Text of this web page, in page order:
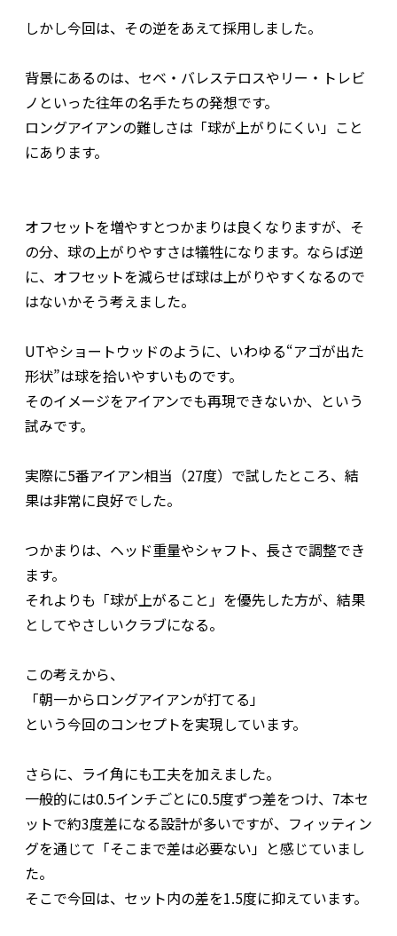
しかし今回は、その逆をあえて採用しました。
背景にあるのは、セベ・バレステロスやリー・トレビ
ノといった往年の名手たちの発想です。
ロングアイアンの難しさは「球が上がりにくい」こと
にあります。
オフセットを増やすとつかまりは良くなりますが、そ
の分、球の上がりやすさは犠牲になります。ならば逆
に、オフセットを減らせば球は上がりやすくなるので
はないか――そう考えました。
UTやショートウッドのように、いわゆる“アゴが出た
形状”は球を拾いやすいものです。
そのイメージをアイアンでも再現できないか、という
試みです。
実際に5番アイアン相当（27度）で試したところ、結
果は非常に良好でした。
つかまりは、ヘッド重量やシャフト、長さで調整でき
ます。
それよりも「球が上がること」を優先した方が、結果
としてやさしいクラブになる。
この考えから、
「朝一からロングアイアンが打てる」
という今回のコンセプトを実現しています。
さらに、ライ角にも工夫を加えました。
一般的には0.5インチごとに0.5度ずつ差をつけ、7本セ
ットで約3度差になる設計が多いですが、フィッティン
グを通じて「そこまで差は必要ない」と感じていまし
た。
そこで今回は、セット内の差を1.5度に抑えています。